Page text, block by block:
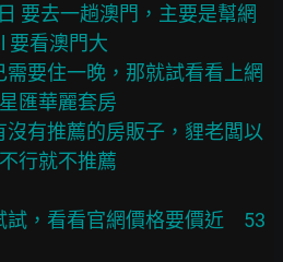
要去一趟澳門，主要是幫網
要看澳門大
要住一晚，那就試看看上網
匯華麗套房
有推薦的房販子，貍老闆以
行就不推薦
試，看看官網價格要價近　53